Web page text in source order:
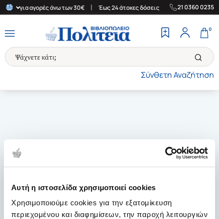
Αυτή η ιστοσελίδα χρησιμοποιεί cookies
Χρησιμοποιούμε cookies για την εξατομίκευση
περιεχομένου και διαφημίσεων, την παροχή λειτουργιών
για αγορές άνω των 30€ Έως 24 άτοκες δόσεις | Δωρεάν
21 0360 0235
Σύνθετη Αναζήτηση
0